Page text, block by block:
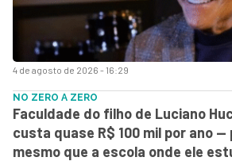
4 de agosto de 2026 - 16:29
NO ZERO A ZERO
Faculdade do filho de Luciano
custa quase R$ 100 mil por ano
mesmo que a escola onde ele